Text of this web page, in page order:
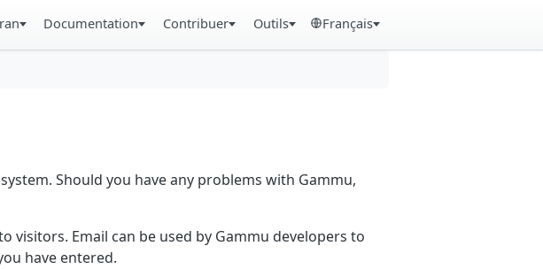
Documentation Contribuer Outils Français
Should you have any problems with Gammu,
visitors. Email can be used by Gammu developers to
have entered.